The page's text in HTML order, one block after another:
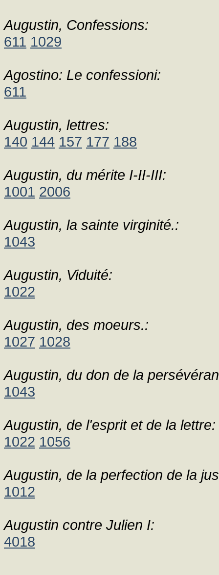
Augustin, Confessions:
611 1029
Agostino: Le confessioni:
611
Augustin, lettres:
140 144 157 177 188
Augustin, du mérite I-II-III:
1001 2006
Augustin, la sainte virginité.:
1043
Augustin, Viduité:
1022
Augustin, des moeurs.:
1027 1028
Augustin, du don de la
1043
Augustin, de l'esprit et de la lettre:
1022 1056
Augustin, de la perfection de la
1012
Augustin contre Julien I:
4018